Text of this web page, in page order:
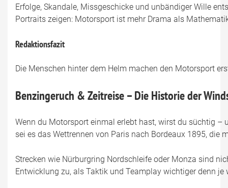
Erfolge, Skandale, Missgeschicke und unbändiger Wille
Portraits zeigen: Motorsport ist mehr Drama als
Redaktionsfazit
Die Menschen hinter dem Helm machen den Motorsport
Benzingeruch & Zeitreise – Die Historie der
Wenn du Motorsport einmal erlebt hast, wirst du süchtig –
sei es das Wettrennen von Paris nach Bordeaux 1895,
Strecken wie Nürburgring Nordschleife oder Monza sind
Entwicklung zu, als Taktik und Teamplay wichtiger denn